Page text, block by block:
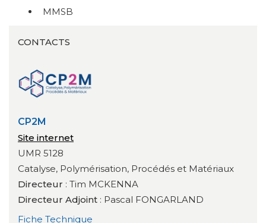
CONTACTS
CP2M
Site internet
UMR 5128
Catalyse, Polymérisation, Procédés et Matériaux
Directeur : Tim MCKENNA
Directeur Adjoint : Pascal FONGARLAND
Fiche Technique
MMSB